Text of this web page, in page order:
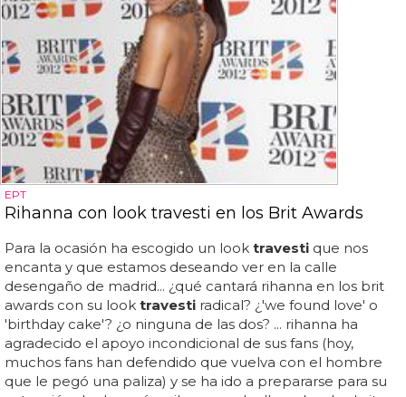
EPT
Rihanna con look travesti en los Brit Awards
Para la ocasión ha escogido un look travesti que nos
encanta y que estamos deseando ver en la calle
desengaño de madrid... ¿qué cantará rihanna en los brit
awards con su look travesti radical? ¿'we found love' o
'birthday cake'? ¿o ninguna de las dos? ... rihanna ha
agradecido el apoyo incondicional de sus fans (hoy,
muchos fans han defendido que vuelva con el hombre
que le pegó una paliza) y se ha ido a prepararse para su